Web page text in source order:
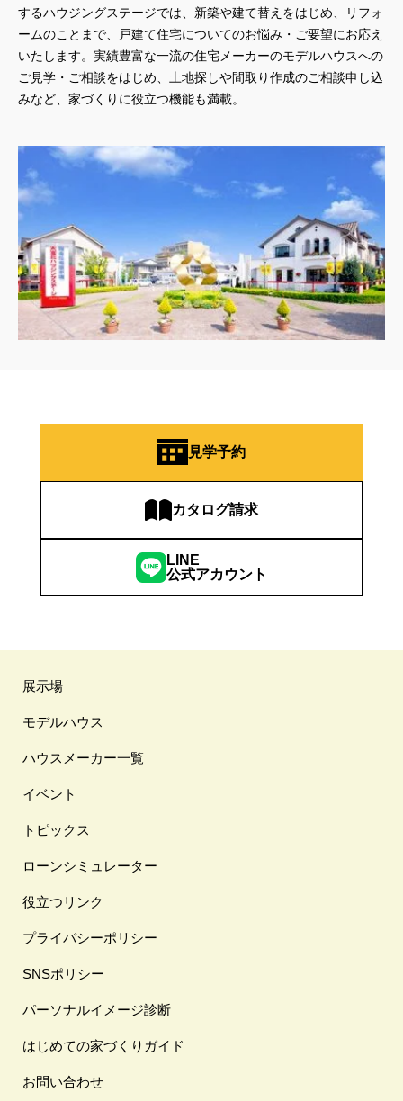
するハウジングステージでは、新築や建て替えをはじめ、リフォ
ームのことまで、戸建て住宅についてのお悩み・ご要望にお応え
いたします。実績豊富な一流の住宅メーカーのモデルハウスへの
ご見学・ご相談をはじめ、土地探しや間取り作成のご相談申し込
みなど、家づくりに役立つ機能も満載。
見学予約
カタログ請求
LINE
公式アカウント
展示場
モデルハウス
ハウスメーカー一覧
イベント
トピックス
ローンシミュレーター
役立つリンク
プライバシーポリシー
SNSポリシー
パーソナルイメージ診断
はじめての家づくりガイド
お問い合わせ